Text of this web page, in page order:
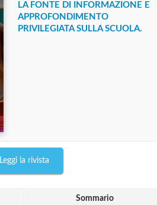
LA FONTE DI INFORMAZIONE E
APPROFONDIMENTO
PRIVILEGIATA SULLA SCUOLA.
Leggi la rivista
Sommario